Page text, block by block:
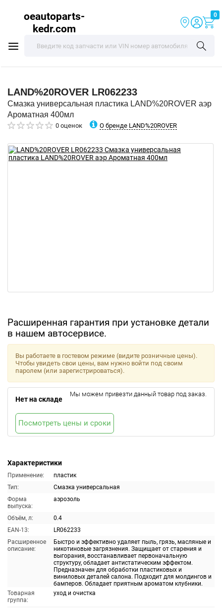
oeautoparts-
kedr.com
0
LAND%20ROVER LR062233
Смазка универсальная пластика LAND%20ROVER аэр
Ароматная 400мл
0 оценок О бренде LAND%20ROVER
Расширенная гарантия при установке детали
в нашем автосервисе.
Характеристики
Применение:
пластик
Тип:
Смазка универсальная
Форма
выпуска:
аэрозоль
Объём, л:
0.4
EAN-13:
LR062233
Расширенное
описание:
Быстро и эффективно удаляет пыль, грязь, масляные и
никотиновые загрязнения. Защищает от старения и
выгорания, восстанавливает первоначальную
структуру, обладает антистатическим эффектом.
Предназначен для обработки пластиковых и
виниловых деталей салона. Подходит для молдингов и
бамперов. Обладает приятным ароматом клубники.
Товарная
группа:
уход и очистка
Вы работаете в гостевом режиме (видите розничные цены).
Чтобы увидеть свои цены, вам нужно войти под своим
паролем (или зарегистрироваться).
Нет на складе
Мы можем привезти данный товар под заказ.
Посмотреть цены и сроки